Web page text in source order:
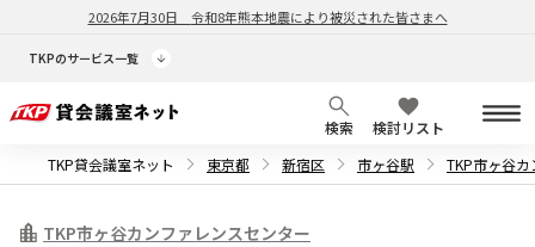
2026年7月30日 令和8年熊本地震により被災された皆さまへ
TKPのサービス一覧
検索
検討リスト
TKP貸会議室ネット
東京都 新宿区 市ヶ谷駅 TKP市ヶ谷
TKP市ヶ谷カンファレンスセンター